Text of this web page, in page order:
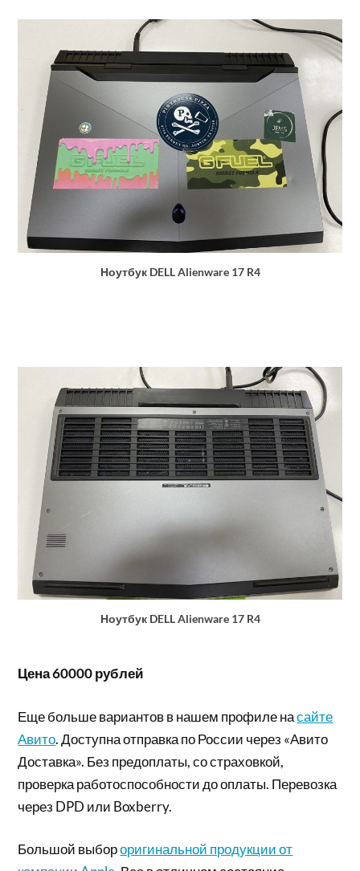
Ноутбук DELL Alienware 17 R4
Ноутбук DELL Alienware 17 R4
Цена 60000 рублей
Еще больше вариантов в нашем профиле насайте
Авито. Доступна отправка по России через «Авито
Доставка». Без предоплаты, со страховкой,
проверка работоспособности до оплаты. Перевозка
через DPD или Boxberry.
Большой выбороригинальной продукции от